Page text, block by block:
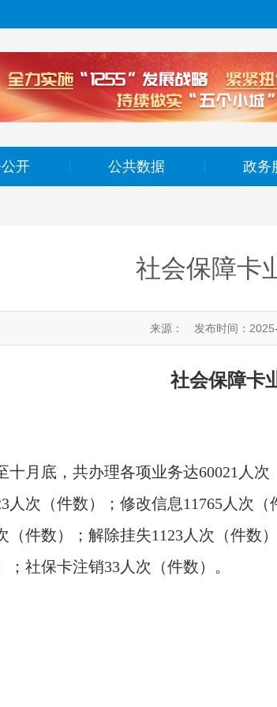
开 公共数据 政务
社会保障卡
来源： 发布时间：
社会保障卡
十月底，共办理各项业务达60021人
人次（件数）；修改信息11765人次
（件数）；解除挂失1123人次（件数
；社保卡注销33人次（件数）。